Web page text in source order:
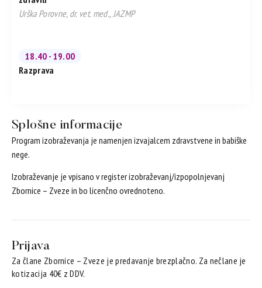
Urška Porovne, dr. vet. med., JAZMP
18.40 - 19.00
Razprava
Splošne informacije
Program izobraževanja je namenjen izvajalcem zdravstvene in babiške
nege.
Izobraževanje je vpisano v register izobraževanj/izpopolnjevanj
Zbornice – Zveze in bo licenčno ovrednoteno.
Prijava
Za člane Zbornice – Zveze je predavanje brezplačno. Za nečlane je
kotizacija 40€ z DDV.